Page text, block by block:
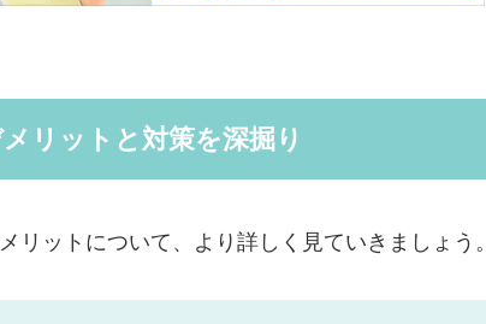
リットと対策を深掘り
リットについて、より詳しく見ていきましょう。